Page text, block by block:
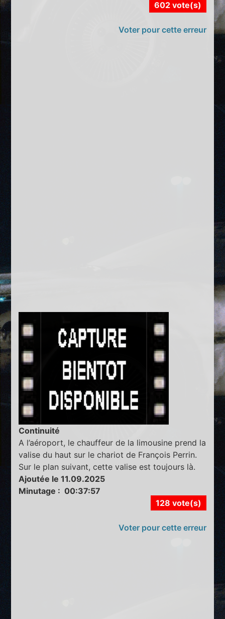
602 vote(s)
Voter pour cette erreur
Continuité
A l’aéroport, le chauffeur de la limousine prend la
valise du haut sur le chariot de François Perrin.
Sur le plan suivant, cette valise est toujours là.
Ajoutée le 11.09.2025
Minutage : 00:37:57
128 vote(s)
Voter pour cette erreur